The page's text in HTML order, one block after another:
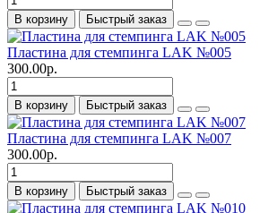
В корзину Быстрый заказ
Пластина для стемпинга LAK №005
300.00р.
В корзину Быстрый заказ
Пластина для стемпинга LAK №007
300.00р.
В корзину Быстрый заказ